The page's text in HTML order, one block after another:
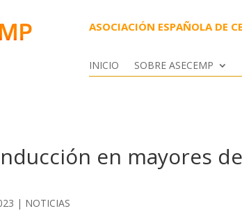
ASOCIACIÓN ESPAÑOLA DE
INICIO SOBRE ASECEMP
en mayores
| NOTICIAS